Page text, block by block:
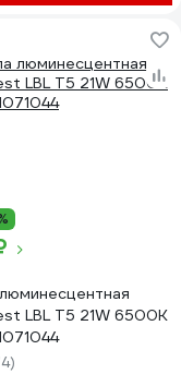
LBL T5 21W 6500K